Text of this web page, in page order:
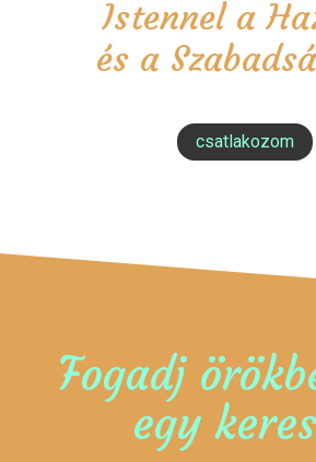
Istennel a
és a
csatlakozom
Fogadj
egy